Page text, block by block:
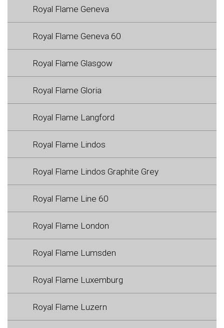
Royal Flame Geneva
Royal Flame Geneva 60
Royal Flame Glasgow
Royal Flame Gloria
Royal Flame Langford
Royal Flame Lindos
Royal Flame Lindos Graphite Grey
Royal Flame Line 60
Royal Flame London
Royal Flame Lumsden
Royal Flame Luxemburg
Royal Flame Luzern